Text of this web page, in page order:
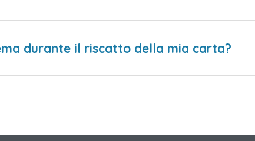
durante il riscatto della mia carta?